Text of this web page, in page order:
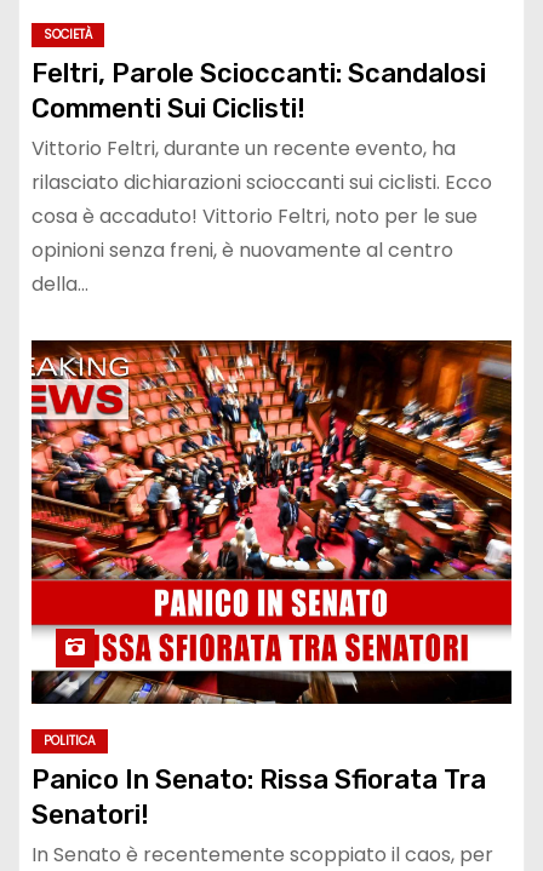
SOCIETÀ
Feltri, Parole Scioccanti: Scandalosi
Commenti Sui Ciclisti!
Vittorio Feltri, durante un recente evento, ha
rilasciato dichiarazioni scioccanti sui ciclisti. Ecco
cosa è accaduto! Vittorio Feltri, noto per le sue
opinioni senza freni, è nuovamente al centro
della…
POLITICA
Panico In Senato: Rissa Sfiorata Tra
Senatori!
In Senato è recentemente scoppiato il caos, per